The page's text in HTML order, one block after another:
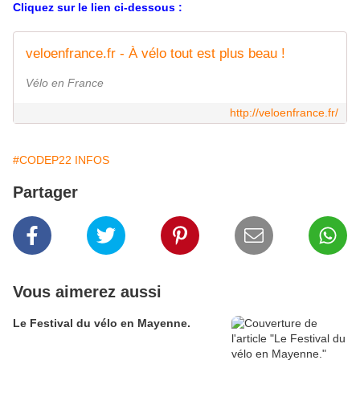
Cliquez sur le lien ci-dessous :
veloenfrance.fr - À vélo tout est plus beau !
Vélo en France
http://veloenfrance.fr/
#CODEP22 INFOS
Partager
Vous aimerez aussi
Le Festival du vélo en Mayenne.